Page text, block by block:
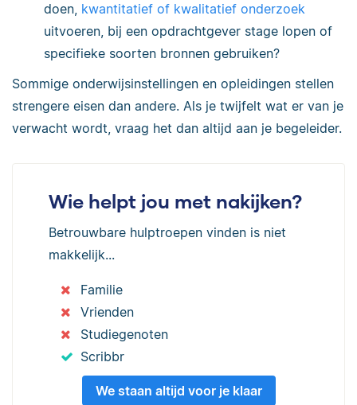
doen, kwantitatief of kwalitatief onderzoek
uitvoeren, bij een opdrachtgever stage lopen of
specifieke soorten bronnen gebruiken?
Sommige onderwijsinstellingen en opleidingen stellen
strengere eisen dan andere. Als je twijfelt wat er van je
verwacht wordt, vraag het dan altijd aan je begeleider.
Wie helpt jou met nakijken?
Betrouwbare hulptroepen vinden is niet
makkelijk...
Familie
Vrienden
Studiegenoten
Scribbr
We staan altijd voor je klaar